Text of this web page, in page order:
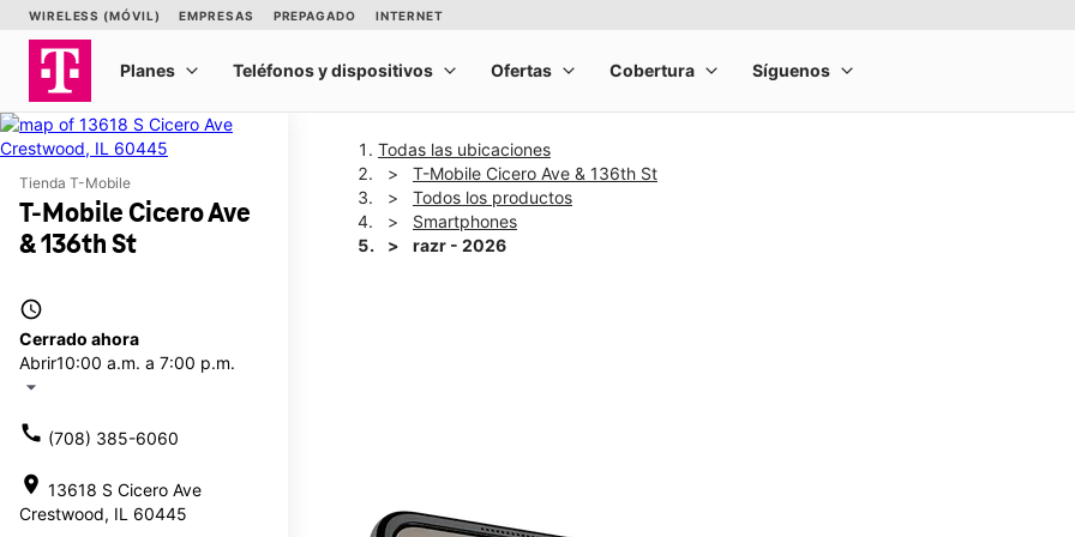
Tienda T-Mobile
T-Mobile Cicero Ave
& 136th St
access_time
Cerrado ahora
Abrir10:00 a.m. a 7:00 p.m.
arrow_drop_down
call (708) 385-6060
location_on 13618 S Cicero Ave
Crestwood, IL 60445
Todas las ubicaciones
T-Mobile Cicero Ave & 136th St
Todos los productos
Smartphones
razr - 2026